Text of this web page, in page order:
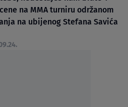
na MMA turniru održanom
na ubijenog Stefana Savića